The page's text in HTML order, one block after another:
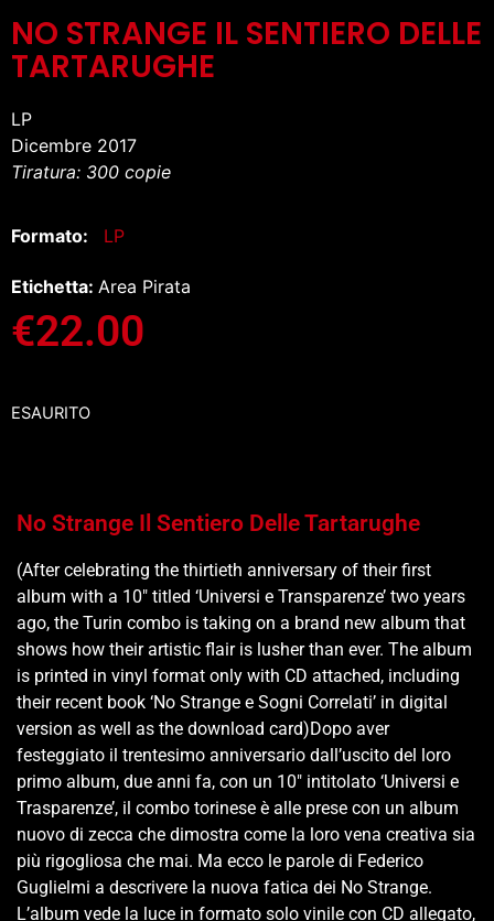
NO STRANGE IL SENTIERO DELLE
TARTARUGHE
LP
Dicembre 2017
Tiratura: 300 copie
Formato: LP
Etichetta: Area Pirata
€22.00
ESAURITO
No Strange Il Sentiero Delle Tartarughe
(After celebrating the thirtieth anniversary of their first
album with a 10″ titled ‘Universi e Transparenze’ two years
ago, the Turin combo is taking on a brand new album that
shows how their artistic flair is lusher than ever. The album
is printed in vinyl format only with CD attached, including
their recent book ‘No Strange e Sogni Correlati’ in digital
version as well as the download card)Dopo aver
festeggiato il trentesimo anniversario dall’uscito del loro
primo album, due anni fa, con un 10″ intitolato ‘Universi e
Trasparenze’, il combo torinese è alle prese con un album
nuovo di zecca che dimostra come la loro vena creativa sia
più rigogliosa che mai. Ma ecco le parole di Federico
Guglielmi a descrivere la nuova fatica dei No Strange.
L’album vede la luce in formato solo vinile con CD allegato,